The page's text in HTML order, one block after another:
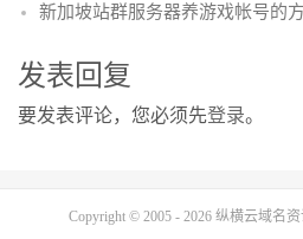
新加坡站群服务器养游戏帐号的
发表回复
要发表评论，您必须先登录。
Copyright © 2005 - 2026 纵横云域名